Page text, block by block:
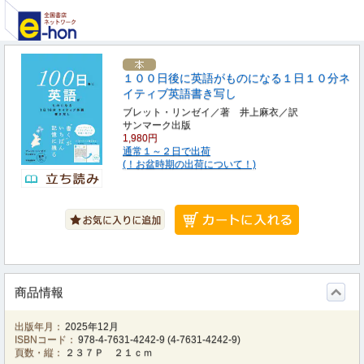
１００日後に英語がものになる１日１０分ネ
イティブ英語書き写し
ブレット・リンゼイ／著 井上麻衣／訳
サンマーク出版
1,980円
通常１～２日で出荷
(！お盆時期の出荷について！)
商品情報
出版年月： 2025年12月
ISBNコード： 978-4-7631-4242-9 (4-7631-4242-9)
頁数・縦：
２３７Ｐ ２１ｃｍ